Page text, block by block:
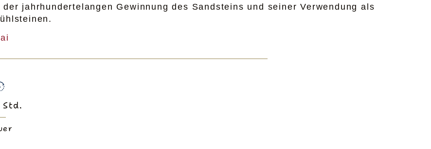
jahrhundertelangen Gewinnung des Sandsteins und seiner Verwendung als
Std.